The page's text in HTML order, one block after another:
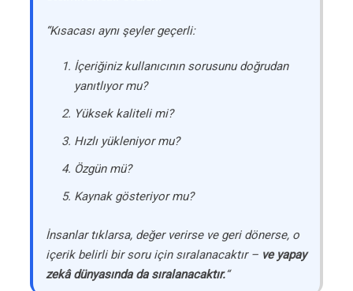
“Kısacası aynı şeyler geçerli:
İçeriğiniz kullanıcının sorusunu doğrudan
yanıtlıyor mu?
Yüksek kaliteli mi?
Hızlı yükleniyor mu?
Özgün mü?
Kaynak gösteriyor mu?
İnsanlar tıklarsa, değer verirse ve geri dönerse, o
içerik belirli bir soru için sıralanacaktır – ve yapay
zekâ dünyasında da sıralanacaktır.“